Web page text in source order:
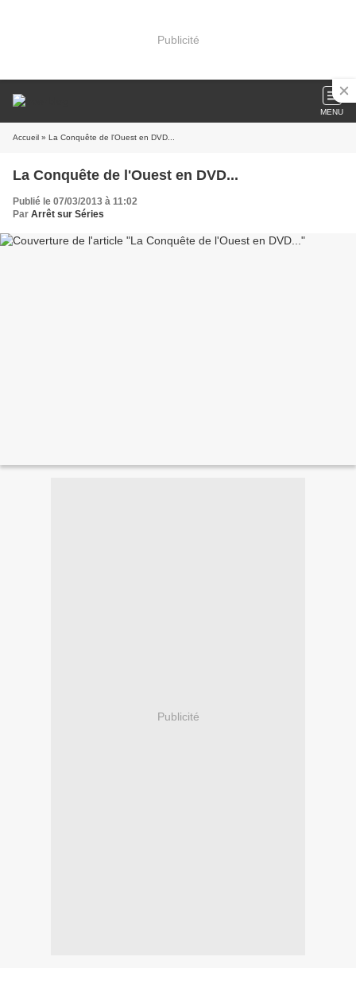
Publicité
MENU
Accueil » La Conquête de l'Ouest en DVD...
La Conquête de l'Ouest en DVD...
Publié le 07/03/2013 à 11:02
Par Arrêt sur Séries
Publicité